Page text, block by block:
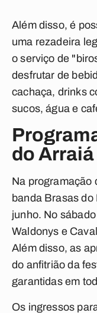
Além disso, é
uma rezadeira
o serviço de
desfrutar de
cachaça, drinks
sucos, água e
do
Na programação
banda Brasas do
junho. No
Waldonys e
Além disso, as
do anfitrião da
garantidas em
Os ingressos